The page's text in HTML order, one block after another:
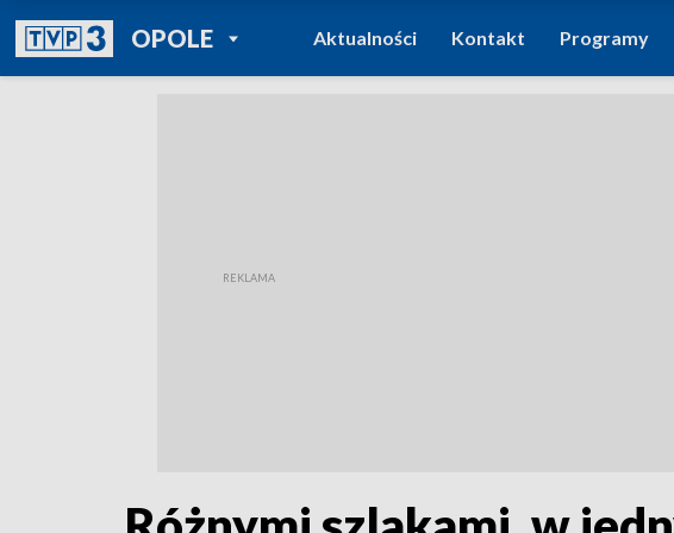
OPOLEPOWRÓT DO
TVP REGIONY
Aktualności Kontakt Programy